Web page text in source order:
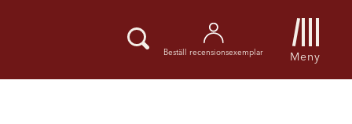
Beställ recensionsexemplar Meny